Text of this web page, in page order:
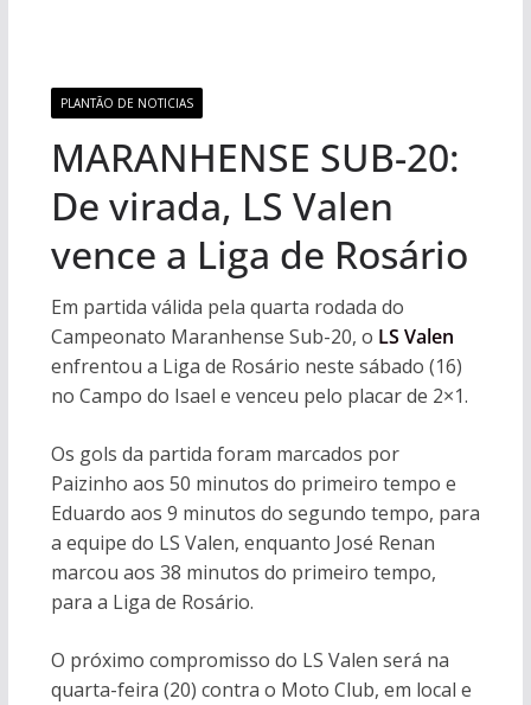
PLANTÃO DE NOTICIAS
MARANHENSE SUB-20:
De virada, LS Valen
vence a Liga de Rosário
Em partida válida pela quarta rodada do
Campeonato Maranhense Sub-20, o LS Valen
enfrentou a Liga de Rosário neste sábado (16)
no Campo do Isael e venceu pelo placar de 2×1.
Os gols da partida foram marcados por
Paizinho aos 50 minutos do primeiro tempo e
Eduardo aos 9 minutos do segundo tempo, para
a equipe do LS Valen, enquanto José Renan
marcou aos 38 minutos do primeiro tempo,
para a Liga de Rosário.
O próximo compromisso do LS Valen será na
quarta-feira (20) contra o Moto Club, em local e